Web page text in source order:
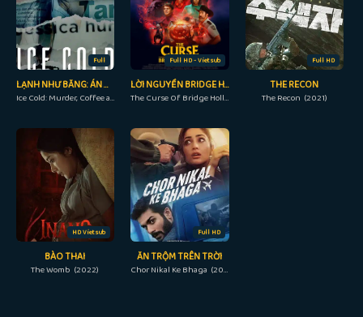
Full
LẠNH NHƯ BĂNG: ÁN MẠNG, CÀ PHÊ VÀ JESSICA WONGSO
Ice Cold: Murder, Coffee and Jessica Wongso (2023)
Full HD - Vietsub
LỜI NGUYỀN BRIDGE HOLLOW
The Curse Of Bridge Hollow (2022)
Full HD
THE RECON
The Recon (2021)
HD Vietsub
BÀO THAI
The Womb (2022)
Full HD
ĂN TRỘM TRÊN TRỜI
Chor Nikal Ke Bhaga (2023)